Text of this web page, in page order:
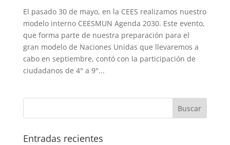
El pasado 30 de mayo, en la CEES realizamos nuestro
modelo interno CEESMUN Agenda 2030. Este evento,
que forma parte de nuestra preparación para el
gran modelo de Naciones Unidas que llevaremos a
cabo en septiembre, contó con la participación de
ciudadanos de 4° a 9°...
Entradas recientes